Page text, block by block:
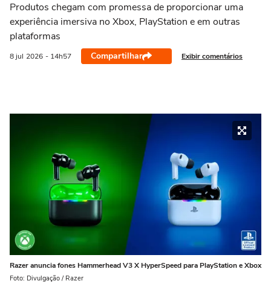
Produtos chegam com promessa de proporcionar uma
experiência imersiva no Xbox, PlayStation e em outras
plataformas
8 jul 2026 - 14h57 Compartilhar Exibir comentários
Razer anuncia fones Hammerhead V3 X HyperSpeed para PlayStation e Xbox
Foto: Divulgação / Razer